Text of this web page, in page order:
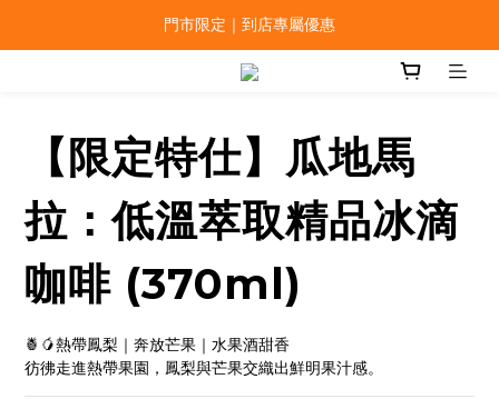
門市限定｜到店專屬優惠
【限定特仕】瓜地馬
拉：低溫萃取精品冰滴
咖啡 (370ml)
🍍🥭熱帶鳳梨｜奔放芒果｜水果酒甜香
彷彿走進熱帶果園，鳳梨與芒果交織出鮮明果汁感。